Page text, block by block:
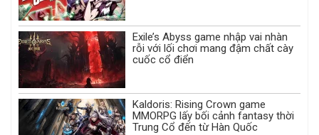
Exile’s Abyss game nhập vai nhàn
rỗi với lối chơi mang đậm chất cày
cuốc cổ điển
Kaldoris: Rising Crown game
MMORPG lấy bối cảnh fantasy thời
Trung Cổ đến từ Hàn Quốc